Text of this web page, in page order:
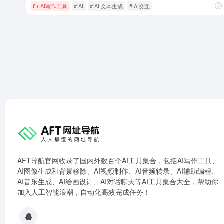
AI写作工具 # AI # AI 文本生成 # AI交互
AFT导航官网收录了国内外数百个AI工具集合，包括AI写作工具、
AI图像生成和背景移除、AI视频制作、AI音频转录、AI辅助编程、
AI音乐生成、AI绘画设计、AI对话聊天等AI工具集合大全，帮助你
加入人工智能浪潮，自动化高效完成任务！